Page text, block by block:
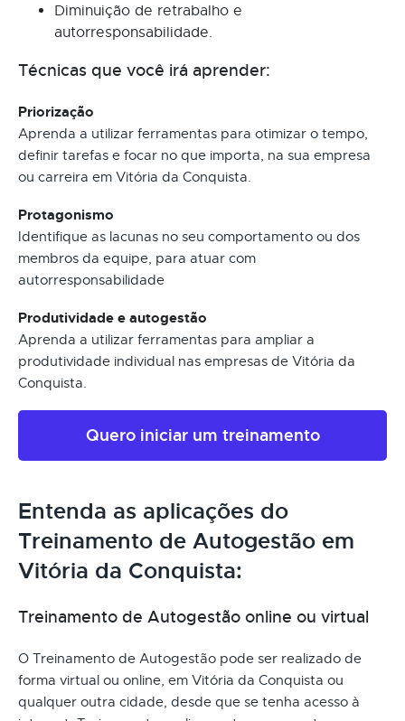
Diminuição de retrabalho e
autorresponsabilidade.
Técnicas que você irá aprender:
Priorização
Aprenda a utilizar ferramentas para otimizar o tempo,
definir tarefas e focar no que importa, na sua empresa
ou carreira em Vitória da Conquista.
Protagonismo
Identifique as lacunas no seu comportamento ou dos
membros da equipe, para atuar com
autorresponsabilidade
Produtividade e autogestão
Aprenda a utilizar ferramentas para ampliar a
produtividade individual nas empresas de Vitória da
Conquista.
Quero iniciar um treinamento
Entenda as aplicações do
Treinamento de Autogestão em
Vitória da Conquista:
Treinamento de Autogestão online ou virtual
O Treinamento de Autogestão pode ser realizado de
forma virtual ou online, em Vitória da Conquista ou
qualquer outra cidade, desde que se tenha acesso à